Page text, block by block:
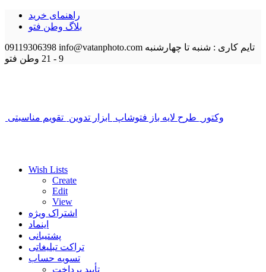
راهنمای خرید
بلاگ وطن فتو
09119306398 info@vatanphoto.com تایم کاری : شنبه تا چهارشنبه
9 - 21
وطن فتو
وکتور طرح لایه باز فتوشاپ ابزار تدوین تقویم مناسبتی
Wish Lists
Create
Edit
View
اشتراک ویژه
اینماد
پشتیبانی
تراکت تبلیغاتی
تسویه حساب
تأیید پرداخت